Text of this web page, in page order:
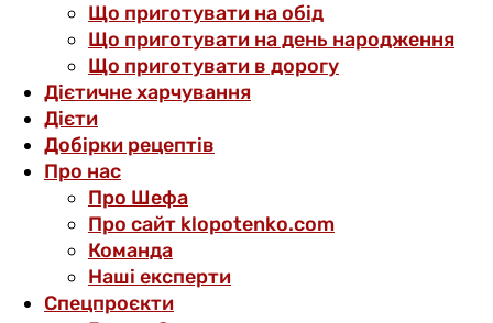
Що приготувати на обід
Що приготувати на день народження
Що приготувати в дорогу
Дієтичне харчування
Дієти
Добірки рецептів
Про нас
Про Шефа
Про сайт klopotenko.com
Команда
Наші експерти
Спецпроєкти